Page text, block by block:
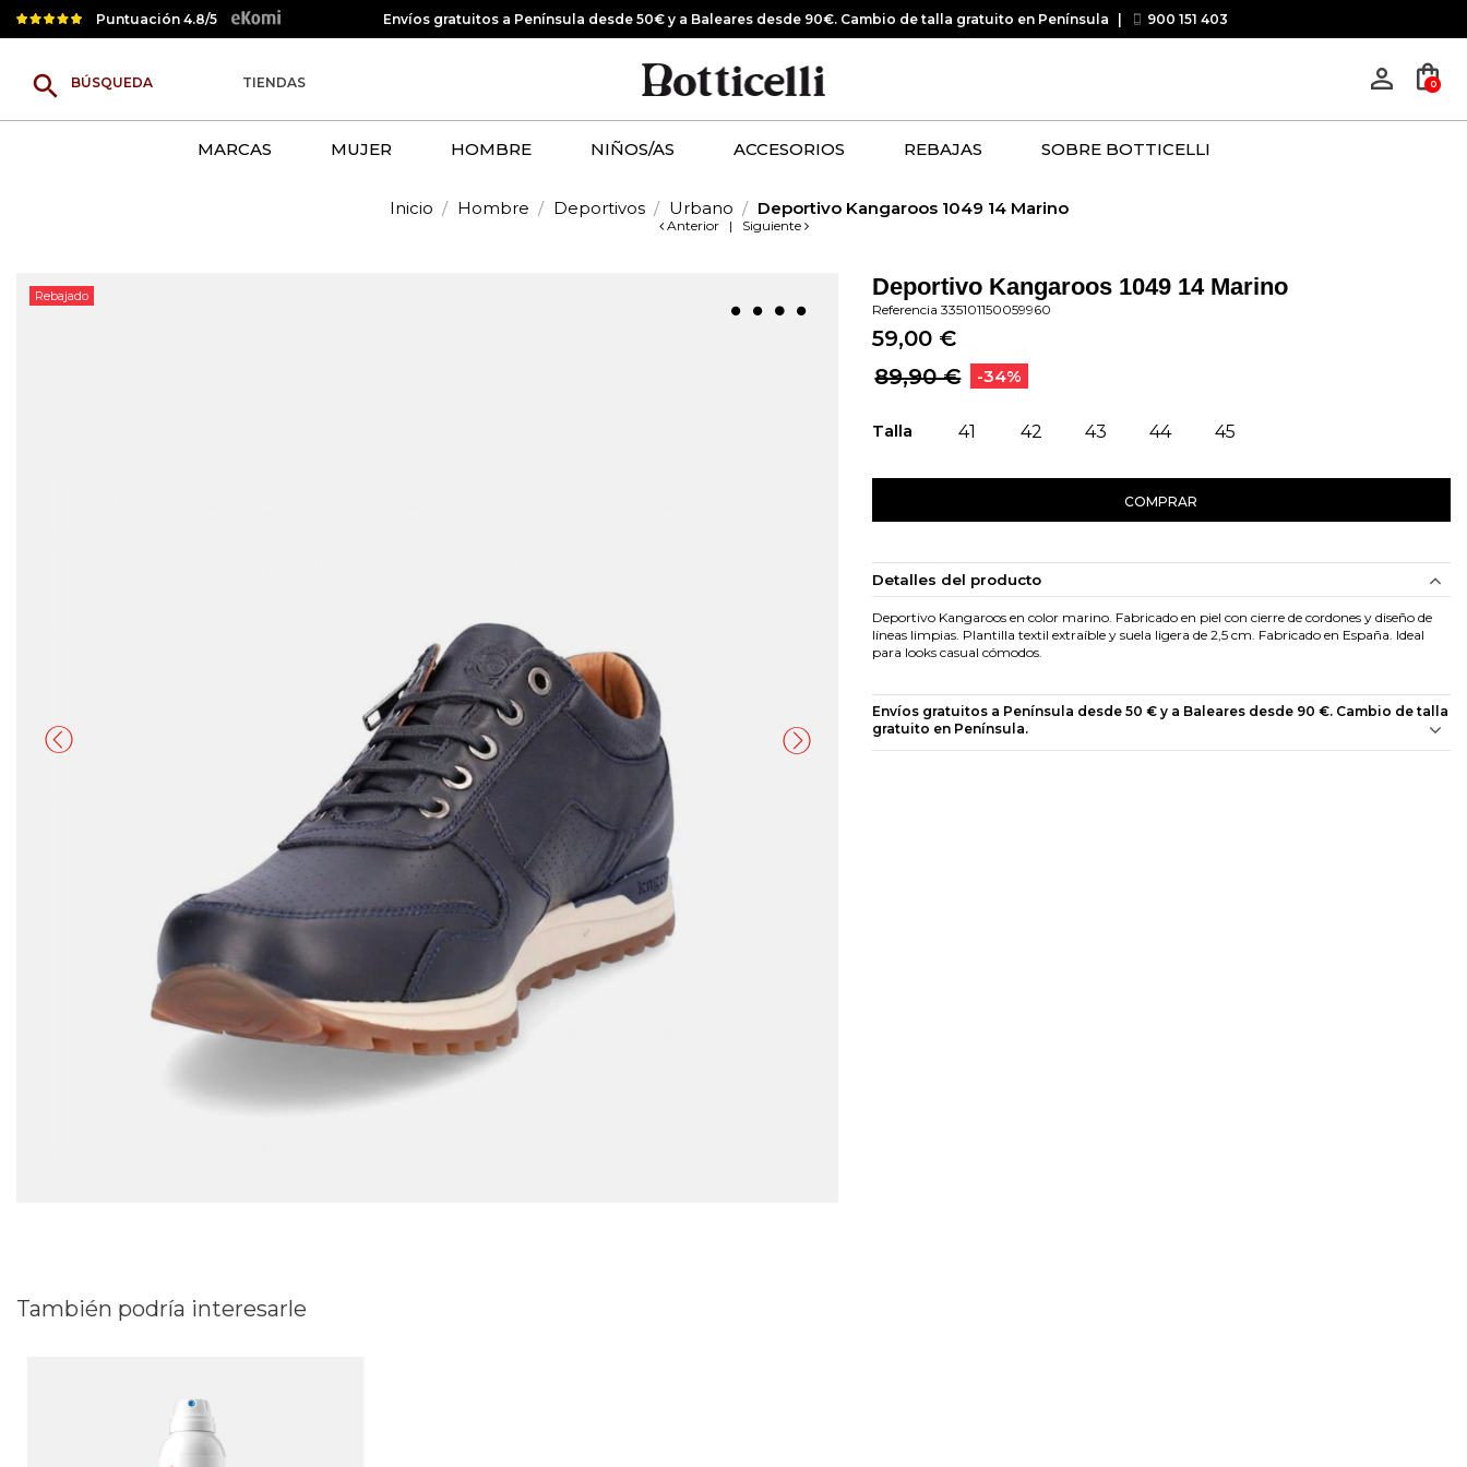
Puntuación 4.8/5 Envíos gratuitos a Península desde 50€ y a Baleares desde 90€. Cambio de talla gratuito en Península 900 151 403
search TIENDAS person_outline shopping_bag
0
MARCAS MUJER HOMBRE NIÑOS/AS ACCESORIOS REBAJAS SOBRE BOTTICELLI
Inicio Hombre Deportivos Urbano Deportivo Kangaroos 1049 14 Marino
Anterior | Siguiente
Rebajado Deportivo Kangaroos 1049 14 Marino
Referencia 335101150059960
59,00 €
89,90 €
-34%
Talla 41 42 43 44 45
COMPRAR
Detalles del producto
Deportivo Kangaroos en color marino. Fabricado en piel con cierre de cordones y diseño de
líneas limpias. Plantilla textil extraíble y suela ligera de 2,5 cm. Fabricado en España. Ideal
para looks casual cómodos.
Envíos gratuitos a Península desde 50 € y a Baleares desde 90 €. Cambio de talla
gratuito en Península.
También podría interesarle